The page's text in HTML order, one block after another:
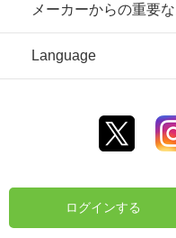
メーカーからの重要
Language
ログインする